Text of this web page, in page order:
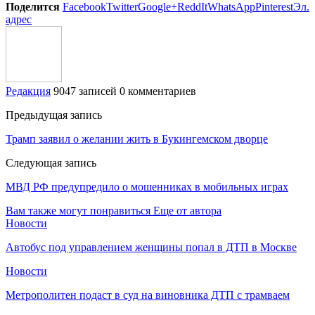
Поделится FacebookTwitterGoogle+ReddItWhatsAppPinterestЭл.
адрес
Редакция 9047 записей 0 комментариев
Предыдущая запись
Трамп заявил о желании жить в Букингемском дворце
Следующая запись
МВД РФ предупредило о мошенниках в мобильных играх
Вам также могут понравиться Еще от автора
Новости
Автобус под управлением женщины попал в ДТП в Москве
Новости
Метрополитен подаст в суд на виновника ДТП с трамваем